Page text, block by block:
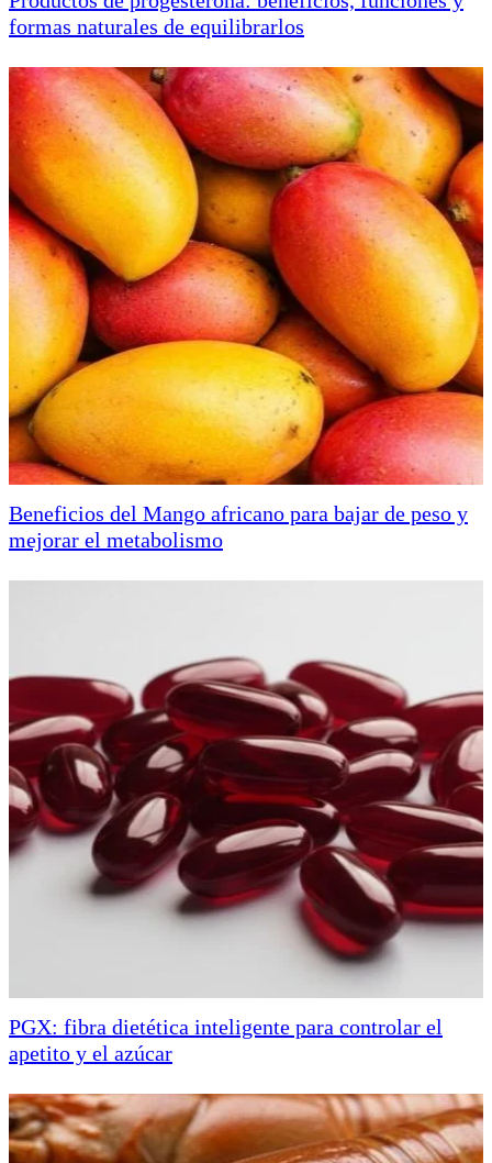
formas naturales de equilibrarlos
Beneficios del Mango africano para bajar de peso y
mejorar el metabolismo
PGX: fibra dietética inteligente para controlar el
apetito y el azúcar